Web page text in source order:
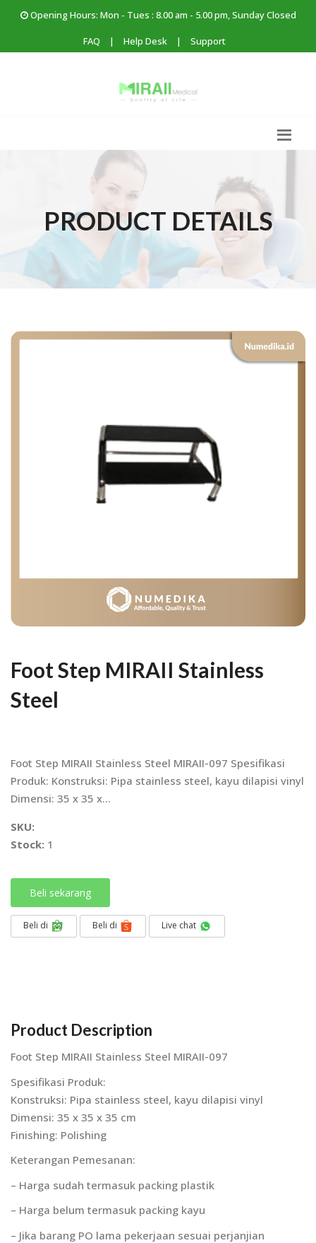
Opening Hours: Mon - Tues : 8.00 am - 5.00 pm, Sunday Closed
FAQ | Help Desk | Support
PRODUCT DETAILS
Foot Step MIRAII Stainless
Steel
Foot Step MIRAII Stainless Steel MIRAII-097 Spesifikasi
Produk: Konstruksi: Pipa stainless steel, kayu dilapisi vinyl
Dimensi: 35 x 35 x...
SKU:
Stock: 1
Beli sekarang
Beli di Beli di Live chat
Product Description
Foot Step MIRAII Stainless Steel MIRAII-097
Spesifikasi Produk:
Konstruksi: Pipa stainless steel, kayu dilapisi vinyl
Dimensi: 35 x 35 x 35 cm
Finishing: Polishing
Keterangan Pemesanan:
– Harga sudah termasuk packing plastik
– Harga belum termasuk packing kayu
– Jika barang PO lama pekerjaan sesuai perjanjian